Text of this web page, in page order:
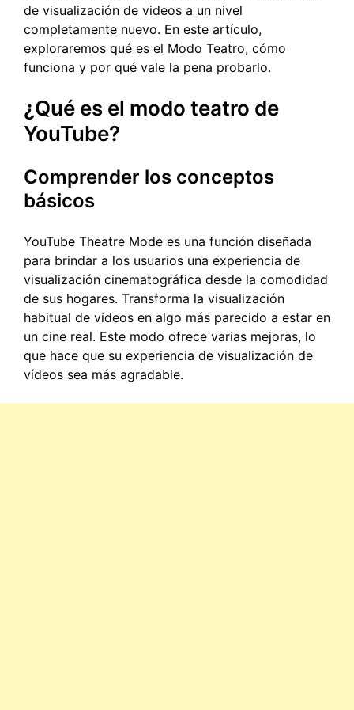
de visualización de videos a un nivel
completamente nuevo. En este artículo,
exploraremos qué es el Modo Teatro, cómo
funciona y por qué vale la pena probarlo.
¿Qué es el modo teatro de
YouTube?
Comprender los conceptos
básicos
YouTube Theatre Mode es una función diseñada
para brindar a los usuarios una experiencia de
visualización cinematográfica desde la comodidad
de sus hogares. Transforma la visualización
habitual de vídeos en algo más parecido a estar en
un cine real. Este modo ofrece varias mejoras, lo
que hace que su experiencia de visualización de
vídeos sea más agradable.